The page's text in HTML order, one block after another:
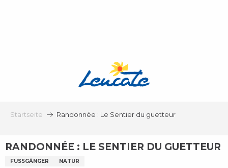
Startseite Randonnée : Le Sentier du guetteur
RANDONNÉE : LE SENTIER DU GUETTEUR
FUSSGÄNGER NATUR